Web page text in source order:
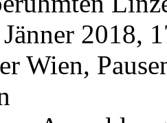
2018,
Wien,